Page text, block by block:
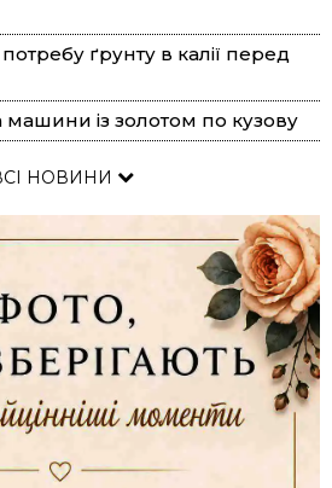
ґрунту в калії перед
машини із золотом по кузову
НОВИНИ